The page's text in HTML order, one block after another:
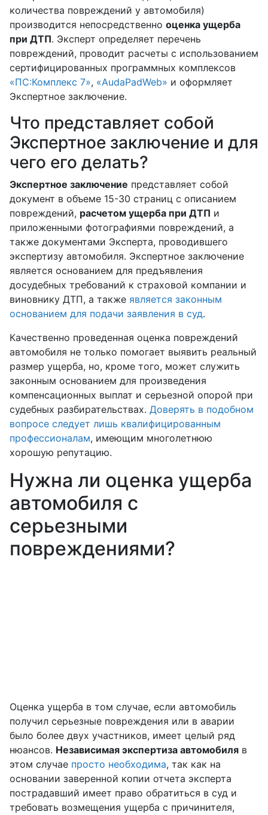
количества повреждений у автомобиля)
производится непосредственно оценка ущерба
при ДТП. Эксперт определяет перечень
повреждений, проводит расчеты с использованием
сертифицированных программных комплексов
«ПС:Комплекс 7», «AudaPadWeb» и оформляет
Экспертное заключение.
Что представляет собой
Экспертное заключение и для
чего его делать?
Экспертное заключение представляет собой
документ в объеме 15-30 страниц с описанием
повреждений, расчетом ущерба при ДТП и
приложенными фотографиями повреждений, а
также документами Эксперта, проводившего
экспертизу автомобиля. Экспертное заключение
является основанием для предъявления
досудебных требований к страховой компании и
виновнику ДТП, а также является законным
основанием для подачи заявления в суд.
Качественно проведенная оценка повреждений
автомобиля не только помогает выявить реальный
размер ущерба, но, кроме того, может служить
законным основанием для произведения
компенсационных выплат и серьезной опорой при
судебных разбирательствах. Доверять в подобном
вопросе следует лишь квалифицированным
профессионалам, имеющим многолетнюю
хорошую репутацию.
Нужна ли оценка ущерба
автомобиля с
серьезными
повреждениями?
Оценка ущерба в том случае, если автомобиль
получил серьезные повреждения или в аварии
было более двух участников, имеет целый ряд
нюансов. Независимая экспертиза автомобиля в
этом случае просто необходима, так как на
основании заверенной копии отчета эксперта
пострадавший имеет право обратиться в суд и
требовать возмещения ущерба с причинителя,